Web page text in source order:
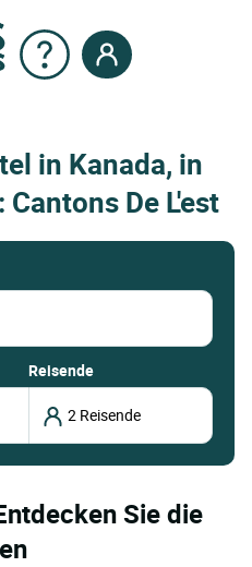
in Kanada, in
De L'est
Reisende
Sie die